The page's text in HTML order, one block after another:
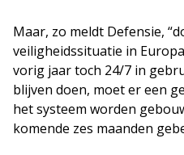
Maar, zo meldt Defensie,
veiligheidssituatie in
vorig jaar toch 24/7 in
blijven doen, moet er een
het systeem worden
komende zes maanden